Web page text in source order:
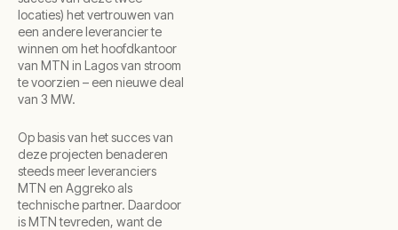
locaties) het vertrouwen van
een andere leverancier te
winnen om het hoofdkantoor
van MTN in Lagos van stroom
te voorzien – een nieuwe deal
van 3 MW.
Op basis van het succes van
deze projecten benaderen
steeds meer leveranciers
MTN en Aggreko als
technische partner. Daardoor
is MTN tevreden, want de